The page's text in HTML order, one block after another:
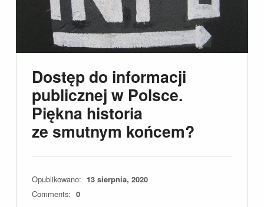
Dostęp do informacji
publicznej w Polsce.
Piękna historia
ze smutnym końcem?
Opublikowano: 13 sierpnia, 2020
Comments: 0